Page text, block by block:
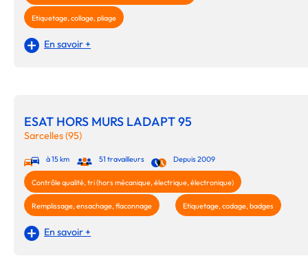
Etiquetage, collage, pliage
En savoir +
ESAT HORS MURS LADAPT 95
Sarcelles (95)
à 15 km 51 travailleurs Depuis 2009
Contrôle qualité, tri (hors mécanique, électrique, électronique)
Remplissage, ensachage, flaconnage Etiquetage, codage, badges
En savoir +